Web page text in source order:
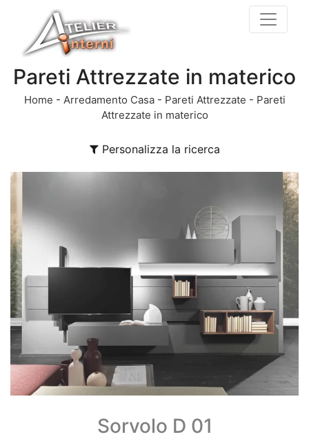
Pareti Attrezzate in materico
Home - Arredamento Casa- Pareti Attrezzate - Pareti
Attrezzate in materico
Personalizza la ricerca
Sorvolo D 01